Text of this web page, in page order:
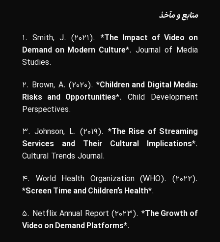
منابع و مآخذ
1. Smith, J. (2021). *The Impact of Video on
Demand on Modern Culture*. Journal of Media
Studies.
2. Brown, A. (2020). *Children and Digital Media:
Risks and Opportunities*. Child Development
Perspectives.
3. Johnson, L. (2019). *The Rise of Streaming
Services and Their Cultural Implications*.
Cultural Trends Journal.
4. World Health Organization (WHO). (2022).
*Screen Time and Children’s Health*.
5. Netflix Annual Report (2023). *The Growth of
Video on Demand Platforms*.